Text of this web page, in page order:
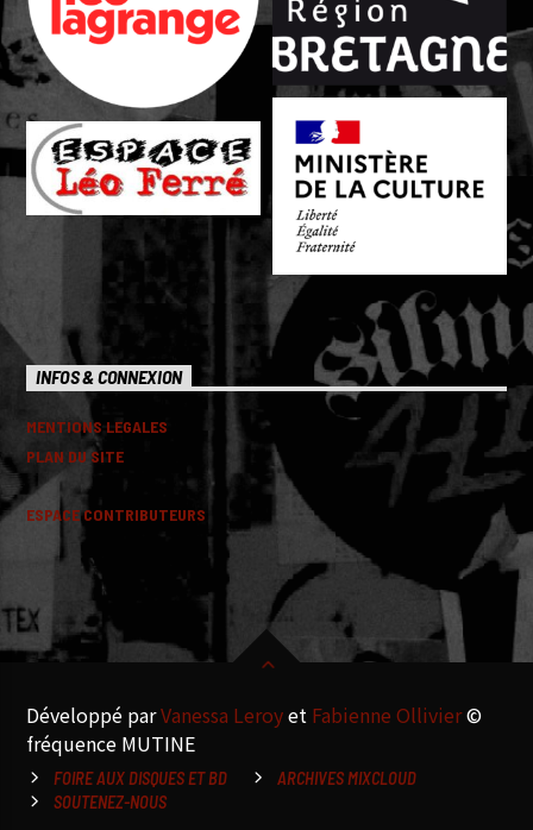
INFOS & CONNEXION
MENTIONS LEGALES
PLAN DU SITE
ESPACE CONTRIBUTEURS
Développé parVanessa Leroyet Fabienne Ollivier©
fréquence MUTINE
FOIRE AUX DISQUES ET BD
ARCHIVES MIXCLOUD
SOUTENEZ-NOUS